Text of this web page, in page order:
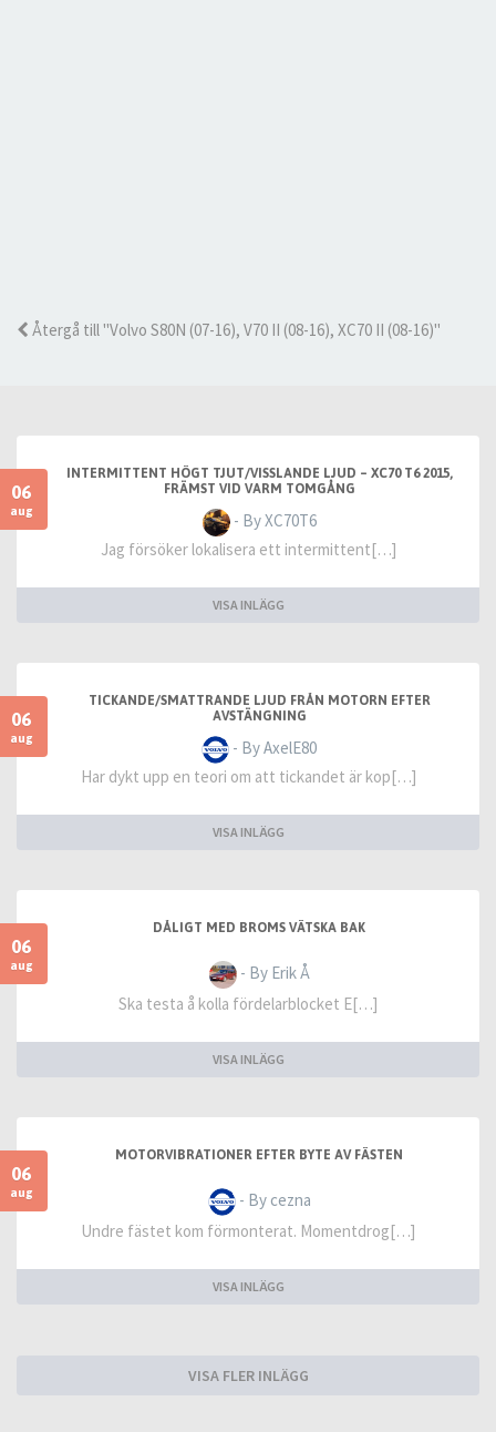
Återgå till "Volvo S80N (07-16), V70 II (08-16), XC70 II (08-16)"
06
aug
INTERMITTENT HÖGT TJUT/VISSLANDE LJUD – XC70 T6 2015,
FRÄMST VID VARM TOMGÅNG
- By XC70T6
Jag försöker lokalisera ett intermittent[…]
VISA INLÄGG
06
aug
TICKANDE/SMATTRANDE LJUD FRÅN MOTORN EFTER
AVSTÄNGNING
- By AxelE80
Har dykt upp en teori om att tickandet är kop[…]
VISA INLÄGG
06
aug
DÅLIGT MED BROMS VÄTSKA BAK
- By Erik Å
Ska testa å kolla fördelarblocket E[…]
VISA INLÄGG
06
aug
MOTORVIBRATIONER EFTER BYTE AV FÄSTEN
- By cezna
Undre fästet kom förmonterat. Momentdrog[…]
VISA INLÄGG
VISA FLER INLÄGG